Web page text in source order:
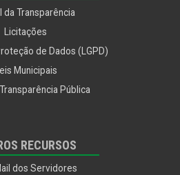
da Transparência
Licitações
de Dados (LGPD)
Municipais
Pública
RECURSOS
dos Servidores